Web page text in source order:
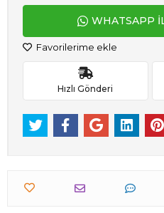
WHATSAPP
Favorilerime ekle
Hızlı Gönderi